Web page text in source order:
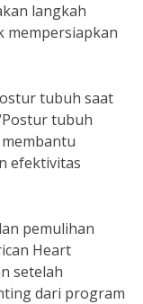
langkah
mempersiapkan
tubuh saat
tubuh
efektivitas
pemulihan
Heart
setelah
dari program